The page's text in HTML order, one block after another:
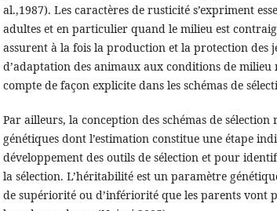
al.,1987). Les caractères de rusticité s’expriment
adultes et en particulier quand le milieu est
assurent à la fois la production et la protection des
d’adaptation des animaux aux conditions de milieu
compte de façon explicite dans les schémas de
Par ailleurs, la conception des schémas de
génétiques dont l’estimation constitue une étape
développement des outils de sélection et pour
la sélection. L’héritabilité est un paramètre
de supériorité ou d’infériorité que les parents vont